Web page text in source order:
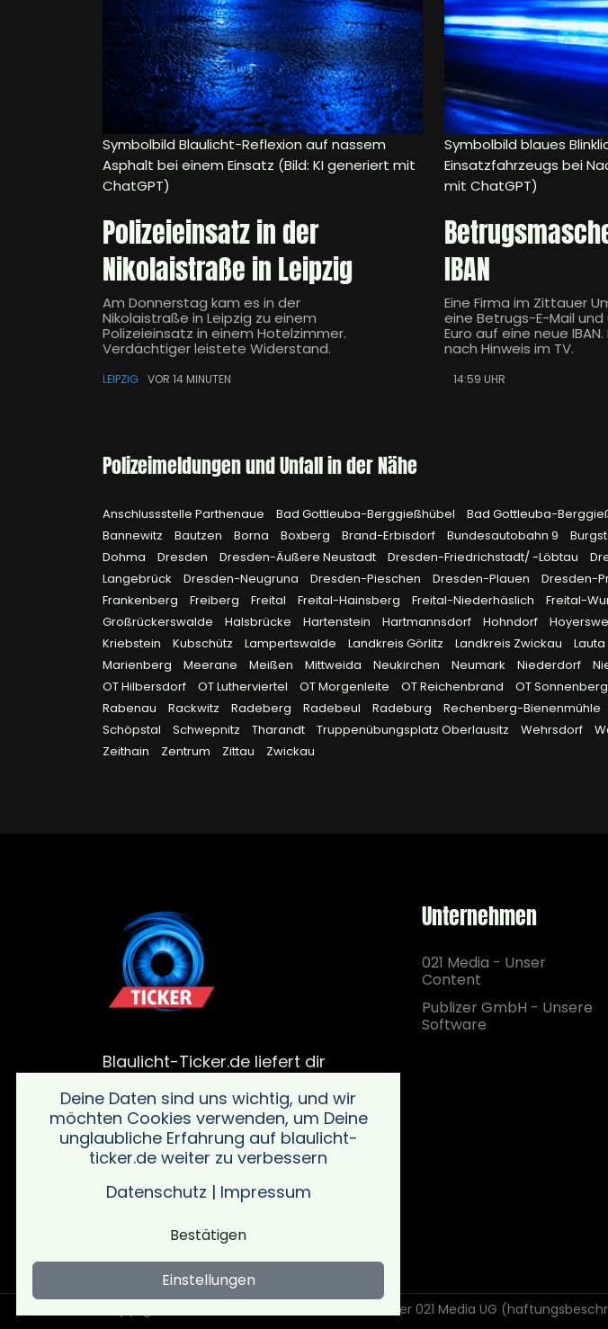
Symbolbild Blaulicht-Reflexion auf nassem
Asphalt bei einem Einsatz (Bild: KI generiert mit
ChatGPT)
Polizeieinsatz in der
Nikolaistraße in Leipzig
Am Donnerstag kam es in der
Nikolaistraße in Leipzig zu einem
Polizeieinsatz in einem Hotelzimmer.
Verdächtiger leistete Widerstand.
LEIPZIG VOR 14 MINUTEN
Symbolbild blaues
Einsatzfahrzeugs bei
mit ChatGPT)
IBAN
Eine Firma im Zittauer
eine Betrugs-E-Mail
Euro auf eine neue
nach Hinweis im TV.
14:59 UHR
Polizeimeldungen und Unfall in der Nähe
Anschlussstelle Parthenaue Bad Gottleuba-Berggießhübel Bad Gottleuba-
Bannewitz
Bautzen Borna Boxberg Brand-Erbisdorf Bundesautobahn 9
Dohma
Dresden Dresden-Äußere Neustadt Dresden-Friedrichstadt/ -Löbtau
Langebrück
Dresden-Neugruna Dresden-Pieschen Dresden-Plauen Dresden-
Frankenberg
Freiberg Freital Freital-Hainsberg Freital-Niederhäslich Freital-
Großrückerswalde
Halsbrücke Hartenstein Hartmannsdorf Hohndorf
Kriebstein
Kubschütz Lampertswalde Landkreis Görlitz Landkreis Zwickau Lauta
Marienberg
Meerane Meißen Mittweida Neukirchen Neumark Niederdorf
OT Hilbersdorf
OT Lutherviertel OT Morgenleite OT Reichenbrand OT Sonnenberg
Rabenau
Rackwitz Radeberg Radebeul Radeburg Rechenberg-Bienenmühle
Schöpstal
Schwepnitz Tharandt Truppenübungsplatz Oberlausitz Wehrsdorf
Zeithain
Zentrum Zittau Zwickau
Blaulicht-Ticker.de liefert dir
Polizei, Feuerwehr und von
Rettungsdiensteinsätze. Bleib
informiert über alle wichtigen
Vorfälle in deiner Region mit
schnellen und verlässlichen
Updates sowie wichtigen
Unternehmen
021 Media - Unser
Content
Publizer GmbH - Unsere
Software
Ein Service der 021 Media UG
Deine Daten sind uns wichtig, und wir
möchten Cookies verwenden, um Deine
unglaubliche Erfahrung auf blaulicht-
ticker.de weiter zu verbessern
Datenschutz | Impressum
Bestätigen
Einstellungen